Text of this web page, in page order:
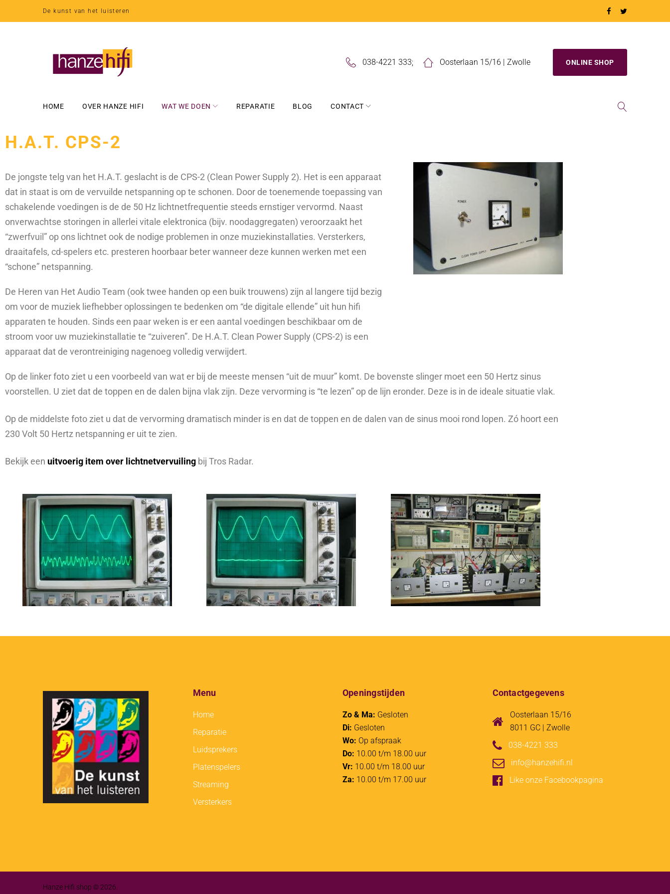
De kunst van het luisteren
038-4221 333; Oosterlaan 15/16 | Zwolle ONLINE SHOP
HOME OVER HANZE HIFI WAT WE DOEN REPARATIE BLOG CONTACT
H.A.T. CPS-2
De jongste telg van het H.A.T. geslacht is de CPS-2 (Clean Power Supply 2). Het is een apparaat
dat in staat is om de vervuilde netspanning op te schonen. Door de toenemende toepassing van
schakelende voedingen is de de 50 Hz lichtnetfrequentie steeds ernstiger vervormd. Naast
onverwachtse storingen in allerlei vitale elektronica (bijv. noodaggregaten) veroorzaakt het
“zwerfvuil” op ons lichtnet ook de nodige problemen in onze muziekinstallaties. Versterkers,
draaitafels, cd-spelers etc. presteren hoorbaar beter wanneer deze kunnen werken met een
“schone” netspanning.
De Heren van Het Audio Team (ook twee handen op een buik trouwens) zijn al langere tijd bezig
om voor de muziek liefhebber oplossingen te bedenken om “de digitale ellende” uit hun hifi
apparaten te houden. Sinds een paar weken is er een aantal voedingen beschikbaar om de
stroom voor uw muziekinstallatie te “zuiveren”. De H.A.T. Clean Power Supply (CPS-2) is een
apparaat dat de verontreiniging nagenoeg volledig verwijdert.
Op de linker foto ziet u een voorbeeld van wat er bij de meeste mensen “uit de muur” komt. De bovenste slinger moet een 50 Hertz sinus
voorstellen. U ziet dat de toppen en de dalen bijna vlak zijn. Deze vervorming is “te lezen” op de lijn eronder. Deze is in de ideale situatie vlak.
Op de middelste foto ziet u dat de vervorming dramatisch minder is en dat de toppen en de dalen van de sinus mooi rond lopen. Zó hoort een
230 Volt 50 Hertz netspanning er uit te zien.
Bekijk een uitvoerig item over lichtnetvervuiling bij Tros Radar.
Menu
Home
Reparatie
Luidsprekers
Platenspelers
Streaming
Versterkers
Openingstijden
Zo & Ma: Gesloten
Di: Gesloten
Wo: Op afspraak
Do: 10.00 t/m 18.00 uur
Vr: 10.00 t/m 18.00 uur
Za: 10.00 t/m 17.00 uur
Contactgegevens
Oosterlaan 15/16
8011 GC | Zwolle
038-4221 333
info@hanzehifi.nl
Like onze Facebookpagina
Hanze Hifi shop © 2026.